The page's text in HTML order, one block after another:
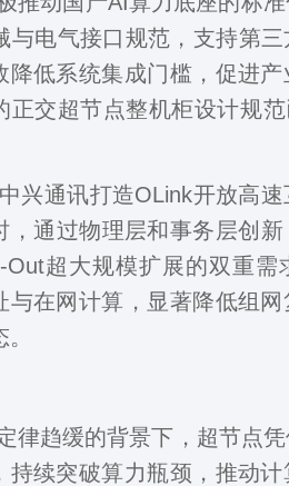
与电气接口规范，支持第
降低系统集成门槛，促进
正交超节点整机柜设计规
通讯打造OLink开放高速
，通过物理层和事务层创
Out超大规模扩展的双重需
与在网计算，显著降低组
趋缓的背景下，超节点凭
持续突破算力瓶颈，推动